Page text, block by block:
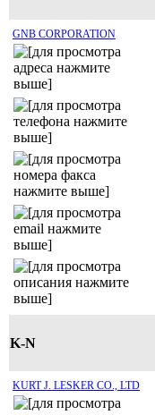
GNB CORPORATION
K-N
KURT J. LESKER CO., LTD